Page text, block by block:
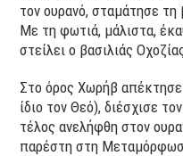
τον ουρανό, σταμάτησε
Με τη φωτιά, μάλιστα,
στείλει ο βασιλιάς
Στο όρος Χωρήβ απέκτησε
ίδιο τον Θεό), διέσχισε
τέλος ανελήφθη στον
παρέστη στη